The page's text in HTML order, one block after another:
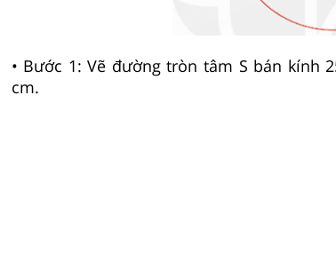
• Bước 1: Vẽ đường tròn tâm S bán kính
cm.